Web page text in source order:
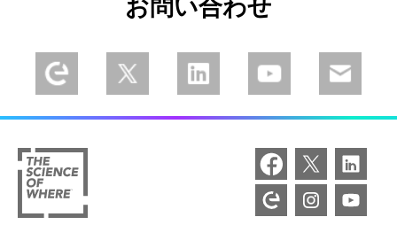
お問い合わせ
Explore our Esri Community
Follow us on TwitterConnect with us on LinkedIn
Explore our YouTube
Email us